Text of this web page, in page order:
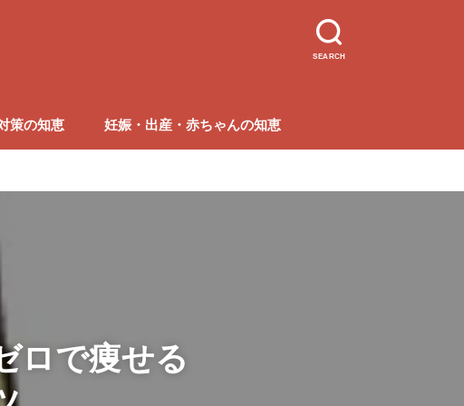
SEARCH
策の知恵 妊娠・出産・赤ちゃんの知恵
ロで痩せる